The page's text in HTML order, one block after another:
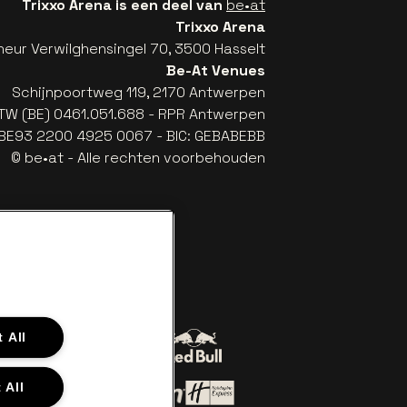
Trixxo Arena is een deel van be•at
Trixxo Arena
Verwilghensingel 70, 3500 Hasselt
Be-At Venues
Schijnpoortweg 119, 2170 Antwerpen
(BE) 0461.051.688 - RPR Antwerpen
2200 4925 0067 - BIC: GEBABEBB
© be•at - Alle rechten voorbehouden
naar de website van Coca-Cola
All
All